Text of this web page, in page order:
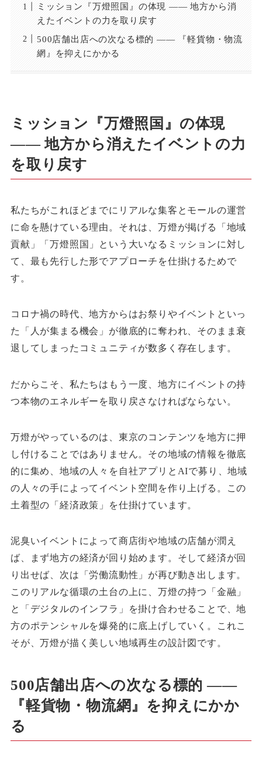
ミッション『万燈照国』の体現 ―― 地方から消
えたイベントの力を取り戻す
500店舗出店への次なる標的 ―― 『軽貨物・物流
網』を抑えにかかる
ミッション『万燈照国』の体現
―― 地方から消えたイベントの力
を取り戻す
私たちがこれほどまでにリアルな集客とモールの運営
に命を懸けている理由。それは、万燈が掲げる「地域
貢献」「万燈照国」という大いなるミッションに対し
て、最も先行した形でアプローチを仕掛けるためで
す。
コロナ禍の時代、地方からはお祭りやイベントといっ
た「人が集まる機会」が徹底的に奪われ、そのまま衰
退してしまったコミュニティが数多く存在します。
だからこそ、私たちはもう一度、地方にイベントの持
つ本物のエネルギーを取り戻さなければならない。
万燈がやっているのは、東京のコンテンツを地方に押
し付けることではありません。その地域の情報を徹底
的に集め、地域の人々を自社アプリとAIで募り、地域
の人々の手によってイベント空間を作り上げる。この
土着型の「経済政策」を仕掛けています。
泥臭いイベントによって商店街や地域の店舗が潤え
ば、まず地方の経済が回り始めます。そして経済が回
り出せば、次は「労働流動性」が再び動き出します。
このリアルな循環の土台の上に、万燈の持つ「金融」
と「デジタルのインフラ」を掛け合わせることで、地
方のポテンシャルを爆発的に底上げしていく。これこ
そが、万燈が描く美しい地域再生の設計図です。
500店舗出店への次なる標的 ――
『軽貨物・物流網』を抑えにかか
る